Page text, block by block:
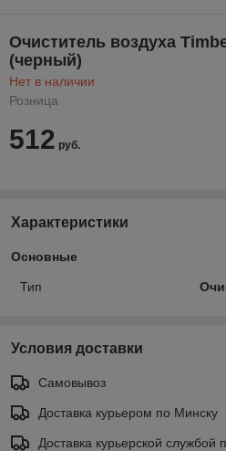
Очиститель воздуха
(черный)
Нет в наличии
Розница
512 руб.
Характеристики
Основные
Тип
Условия доставки
Самовывоз
Доставка курьером по Минску
Доставка курьерской службой